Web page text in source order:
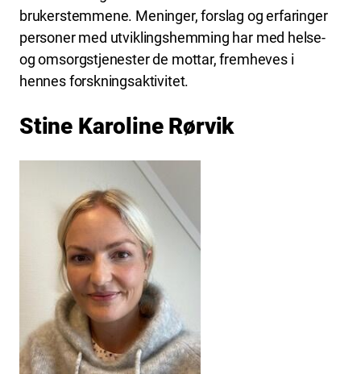
brukerstemmene. Meninger, forslag og erfaringer
personer med utviklingshemming har med helse-
og omsorgstjenester de mottar, fremheves i
hennes forskningsaktivitet.
Stine Karoline Rørvik